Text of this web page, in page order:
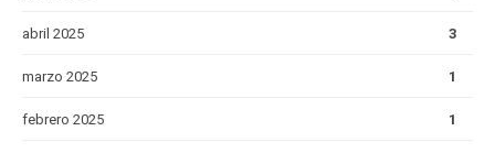
abril 2025 3
marzo 2025 1
febrero 2025 1